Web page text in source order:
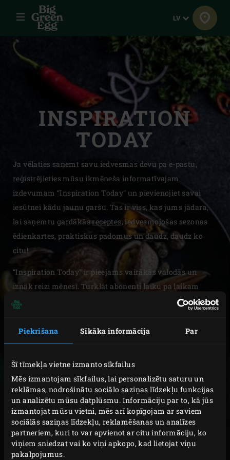
Piekrišana Sīkāka informācija Par
Šī tīmekļa vietne izmanto sīkfailus
Mēs izmantojam sīkfailus, lai personalizētu saturu un
reklāmas, nodrošinātu sociālo saziņas līdzekļu funkcijas
un analizētu mūsu datplūsmu. Informāciju par to, kā jūs
izmantojat mūsu vietni, mēs arī kopīgojam ar saviem
sociālās saziņas līdzekļu, reklamēšanas un analīzes
partneriem, kuri to var apvienot ar citu informāciju, ko
viņiem sniedzat vai ko viņi apkopo, kad lietojat viņu
pakalpojumus.
Izvēlne Valoda
LV
INSPIRATION
TODAY
Ja vēlaties saņemt savu iedvesmas devu pa e-pastu,
reģistrējieties mūsu ikmēneša informatīvajam
izdevumam “Inspiration Today” un pievienojiet savai
iesūtnei kādu jaunu garšu. Tas ir viss, kas jums jādara,
lai saņemtu gardākāsreceptes, iedvesmojošas sezonas
ēdienkartes, praktiskus padomus un daudz, daudz ko
citu!
“Inspiration Today” ir pieejams vairākās valodās un
iznāk reizi mēnesī. Turklāt abonenti laiku pa laikam
saņem arī jaunumus vai informāciju par gaidāmajiem
abonementu, to izdarīt ir ļoti vienkārši.
REĢISTRĒTIES
REĢISTRĒTIES
VĀRDS
UZVĀRDS